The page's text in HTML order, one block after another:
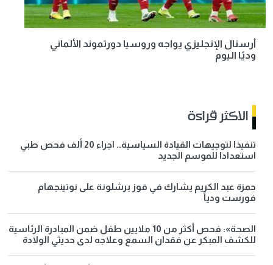
أرسنال الإنجليزي يواجه وروسيا دورتموند الألماني
وديًا اليوم
الاكثر قراءة
تنفيذا لتوجيهات القيادة السياسية.. اجراء 20 ألف فحص طبي
استعدادا للموسم الجديد
حمزة عبد الكريم يشارك في فوز برشلونة على نوتينجهام
فورست ودياً
الصحة»: فحص أكثر من 10 ملايين طفل ضمن المبادرة الرئاسية
للكشف المبكر عن فقدان السمع وعلاجه لدى حديثي الولادة